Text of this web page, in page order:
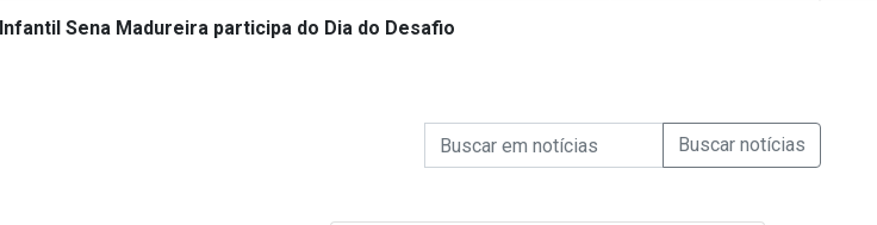
Sena Madureira participa do Dia do Desafio
Campo de Busca de Notícias
Campo de Busca de informaçõesEnviar a Busca de